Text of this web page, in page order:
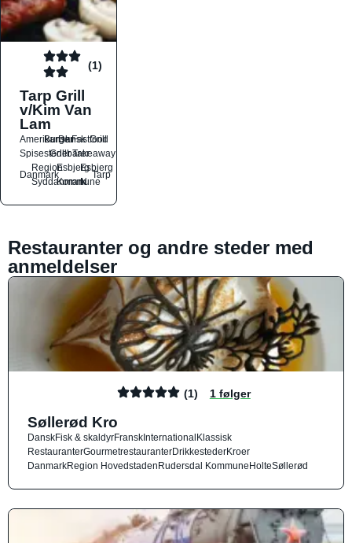
(1)
Tarp Grill
v/Kim Van
Lam
Amerikansk
BurgerDanskFastfood
Grill
SpisestederGrillbarerTakeaway
Danmark
Region
Syddanmark
Esbjerg
Kommune
Esbjerg
N
Tarp
Restauranter og andre steder med
anmeldelser
(1) 1 følger
Søllerød Kro
DanskFisk & skaldyrFranskInternationalKlassisk
RestauranterGourmetrestauranterDrikkestederKroer
DanmarkRegion HovedstadenRudersdal KommuneHolteSøllerød